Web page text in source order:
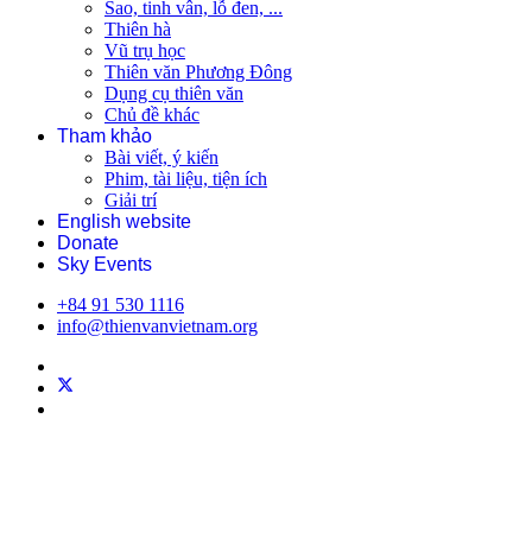
Sao, tinh vân, lỗ đen, ...
Thiên hà
Vũ trụ học
Thiên văn Phương Đông
Dụng cụ thiên văn
Chủ đề khác
Tham khảo
Bài viết, ý kiến
Phim, tài liệu, tiện ích
Giải trí
English website
Donate
Sky Events
+84 91 530 1116
info@thienvanvietnam.org